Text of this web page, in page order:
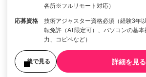
各所※フルリモート対応）
応募資格
技術アジャスター資格必須（経験3年
転免許（AT限定可）、パソコンの基本
力、コピペなど）
後で見る 詳細を見る